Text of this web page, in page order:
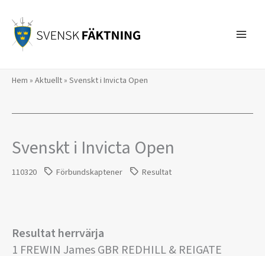
innehåll
Hem » Aktuellt» Svenskt i Invicta Open
Svenskt i Invicta Open
110320 Förbundskaptener Resultat
Resultat herrvärja
1 FREWIN James GBR REDHILL & REIGATE